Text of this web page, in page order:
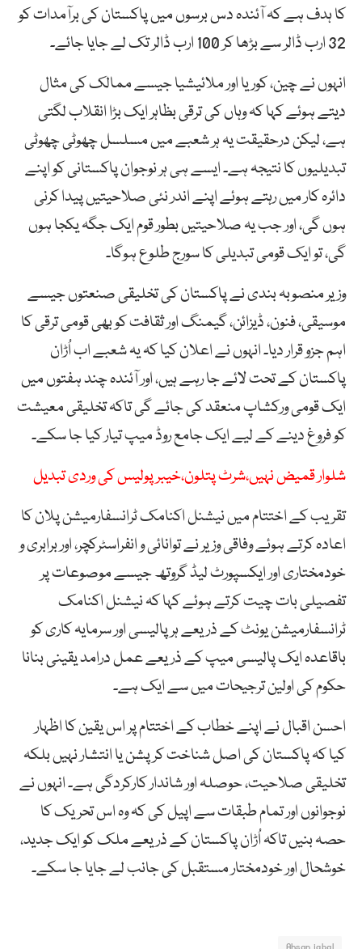
کا ہدف ہے کہ آئندہ دس برسوں میں پاکستان کی برآمدات کو
32 ارب ڈالر سے بڑھا کر 100 ارب ڈالر تک لے جایا جائے۔
انہوں نے چین، کوریا اور ملائیشیا جیسے ممالک کی مثال
دیتے ہوئے کہا کہ وہاں کی ترقی بظاہر ایک بڑا انقلاب لگتی
ہے، لیکن درحقیقت یہ ہر شعبے میں مسلسل چھوٹی چھوٹی
تبدیلیوں کا نتیجہ ہے۔ ایسے ہی ہر نوجوان پاکستانی کو اپنے
دائرہ کار میں رہتے ہوئے اپنے اندر نئی صلاحیتیں پیدا کرنی
ہوں گی، اور جب یہ صلاحیتیں بطور قوم ایک جگہ یکجا ہوں
گی، تو ایک قومی تبدیلی کا سورج طلوع ہوگا۔
وزیر منصوبہ بندی نے پاکستان کی تخلیقی صنعتوں جیسے
موسیقی، فنون، ڈیزائن، گیمنگ اور ثقافت کو بھی قومی ترقی کا
اہم جزو قرار دیا۔ انہوں نے اعلان کیا کہ یہ شعبے اب اُڑان
پاکستان کے تحت لائے جا رہے ہیں، اور آئندہ چند ہفتوں میں
ایک قومی ورکشاپ منعقد کی جائے گی تاکہ تخلیقی معیشت
کو فروغ دینے کے لیے ایک جامع روڈ میپ تیار کیا جا سکے۔
شلوار قمیض نہیں،شرٹ پتلون،خیبر پولیس کی وردی تبدیل
تقریب کے اختتام میں نیشنل اکنامک ٹرانسفارمیشن پلان کا
اعادہ کرتے ہوئے وفاقی وزیر نے توانائی و انفراسٹرکچر، اور برابری و
خودمختاری اور ایکسپورٹ لیڈ گروتھ جیسے موصوعات پر
تفصیلی بات چیت کرتے ہوئے کہا کہ نیشنل اکنامک
ٹرانسفارمیشن یونٹ کے ذریعے ہر پالیسی اور سرمایہ کاری کو
باقاعدہ ایک پالیسی میپ کے ذریعے عمل درامد یقینی بنانا
حکوم کی اولین ترجیحات میں سے ایک ہے۔
احسن اقبال نے اپنے خطاب کے اختتام پر اس یقین کا اظہار
کیا کہ پاکستان کی اصل شناخت کرپشن یا انتشار نہیں بلکہ
تخلیقی صلاحیت، حوصلہ اور شاندار کارکردگی ہے۔ انہوں نے
نوجوانوں اور تمام طبقات سے اپیل کی کہ وہ اس تحریک کا
حصہ بنیں تاکہ اُڑان پاکستان کے ذریعے ملک کو ایک جدید،
خوشحال اور خودمختار مستقبل کی جانب لے جایا جا سکے۔